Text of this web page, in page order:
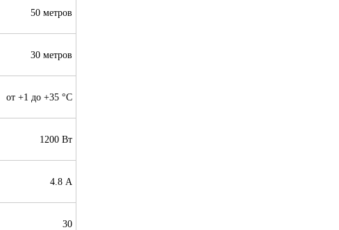
50 метров
30 метров
от +1 до +35 °C
1200 Вт
4.8 А
30